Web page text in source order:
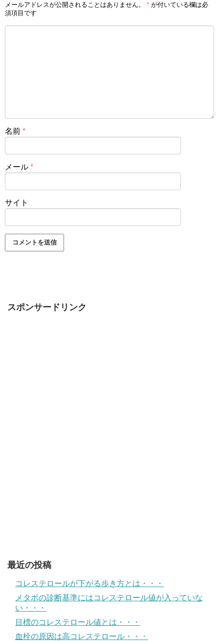
メールアドレスが公開されることはありません。 * が付いている欄は必
須項目です
名前 *
メール *
サイト
スポンサードリンク
最近の投稿
コレステロールが下がる歩き方とは・・・
メタボの診断基準にはコレステロール値が入っていな
い・・・
目標のコレステロール値とは・・・
血栓の原因は高コレステロール・・・